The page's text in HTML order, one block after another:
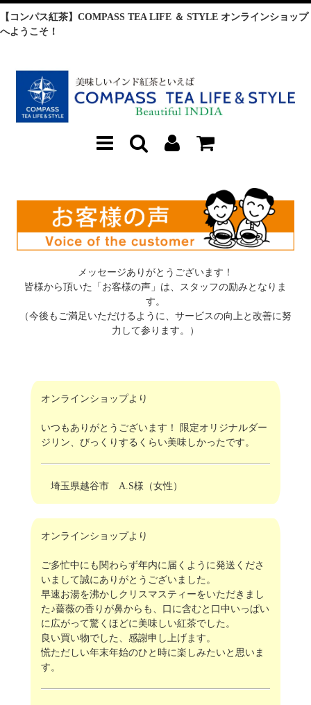
【コンパス紅茶】COMPASS TEA LIFE ＆ STYLE オンラインショップ
へようこそ！
メッセージありがとうございます！
皆様から頂いた「お客様の声」は、スタッフの励みとなりま
す。
（今後もご満足いただけるように、サービスの向上と改善に努
力して参ります。）
オンラインショップより
いつもありがとうございます！ 限定オリジナルダー
ジリン、びっくりするくらい美味しかったです。
埼玉県越谷市 A.S様（女性）
オンラインショップより
ご多忙中にも関わらず年内に届くように発送くださ
いまして誠にありがとうございました。
早速お湯を沸かしクリスマスティーをいただきまし
た♪薔薇の香りが鼻からも、口に含むと口中いっぱい
に広がって驚くほどに美味しい紅茶でした。
良い買い物でした、感謝申し上げます。
慌ただしい年末年始のひと時に楽しみたいと思いま
す。